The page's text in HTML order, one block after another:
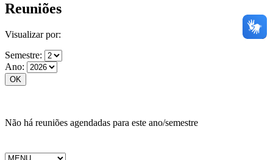
Reuniões
Visualizar por:
Semestre:
Ano:
Não há reuniões agendadas para este ano/semestre